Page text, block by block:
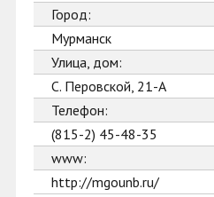
Город:
Мурманск
Улица, дом:
С. Перовской, 21-А
Телефон:
(815-2) 45-48-35
www:
http://mgounb.ru/